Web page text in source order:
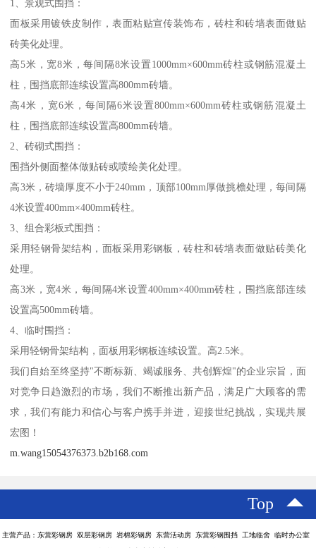
1、景观式围挡：
面板采用镀铁皮制作，表面粘贴宣传装饰布，砖柱和砖墙表面做贴
砖美化处理。
高5米，宽8米，每间隔8米设置1000mm×600mm砖柱或钢筋混凝土
柱，围挡底部连续设置高800mm砖墙。
高4米，宽6米，每间隔6米设置800mm×600mm砖柱或钢筋混凝土
柱，围挡底部连续设置高800mm砖墙。
2、砖砌式围挡：
围挡外侧面整体做贴砖或喷绘美化处理。
高3米，砖墙厚度不小于240mm，顶部100mm厚做挑檐处理，每间隔
4米设置400mm×400mm砖柱。
3、组合彩板式围挡：
采用轻钢骨架结构，面板采用彩钢板，砖柱和砖墙表面做贴砖美化
处理。
高3米，宽4米，每间隔4米设置400mm×400mm砖柱，围挡底部连续
设置高500mm砖墙。
4、临时围挡：
采用轻钢骨架结构，面板用彩钢板连续设置。高2.5米。
我们自始至终坚持"不断标新、竭诚服务、共创辉煌"的企业宗旨，面
对竞争日趋激烈的市场，我们不断推出新产品，满足广大顾客的需
求，我们有能力和信心与客户携手并进，迎接世纪挑战，实现共展
宏图！
m.wang15054376373.b2b168.com
Top
主营产品：东营彩钢房 双层彩钢房 岩棉彩钢房 东营活动房 东营彩钢围挡 工地临舍 临时办公室